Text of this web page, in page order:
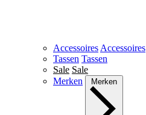
Accessoires Accessoires
Tassen Tassen
Sale Sale
Merken
Merken